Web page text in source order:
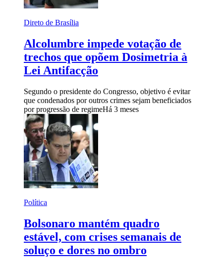
Direto de Brasília
Alcolumbre impede votação de
trechos que opõem Dosimetria à
Lei Antifacção
Segundo o presidente do Congresso, objetivo é evitar
que condenados por outros crimes sejam beneficiados
por progressão de regimeHá 3 meses
Política
Bolsonaro mantém quadro
estável, com crises semanais de
soluço e dores no ombro